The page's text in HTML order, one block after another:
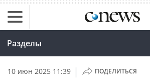
Разделы
10 июн 2025 11:39 | ПОДЕЛИТЬСЯ